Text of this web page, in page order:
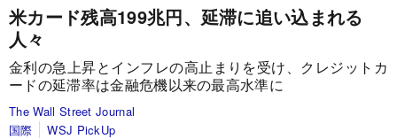
米カード残高199兆円、延滞に追い込まれる
人々
金利の急上昇とインフレの高止まりを受け、クレジットカ
ードの延滞率は金融危機以来の最高水準に
The Wall Street Journal
国際
WSJ PickUp